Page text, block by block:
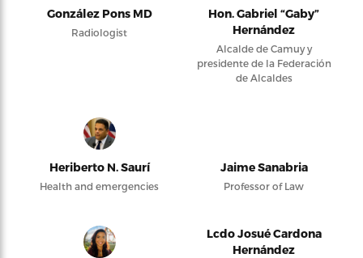
González Pons MD
Radiologist
Hon. Gabriel “Gaby”
Hernández
Alcalde de Camuy y
presidente de la Federación
de Alcaldes
Heriberto N. Saurí
Health and emergencies
Jaime Sanabria
Professor of Law
Lcdo Josué Cardona
Hernández